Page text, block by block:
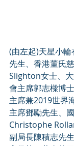
(由左起)天星小
先生、香港董氏
Slighton女士、
會主席郭志樑博
主席兼2019世界
主席鄧勵先生、
Christophe
副局長陳積志先